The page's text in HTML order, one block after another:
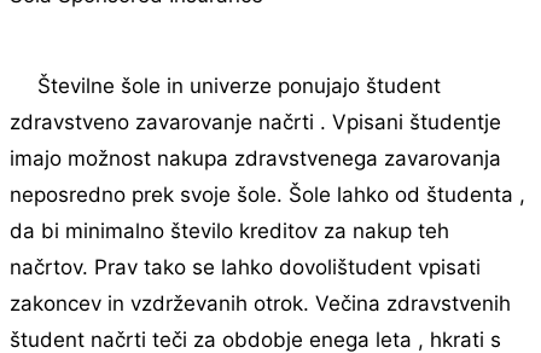
Številne šole in univerze ponujajo študent
zdravstveno zavarovanje načrti . Vpisani študentje
imajo možnost nakupa zdravstvenega zavarovanja
neposredno prek svoje šole. Šole lahko od študenta ,
da bi minimalno število kreditov za nakup teh
načrtov. Prav tako se lahko dovolištudent vpisati
zakoncev in vzdrževanih otrok. Večina zdravstvenih
študent načrti teči za obdobje enega leta , hkrati s